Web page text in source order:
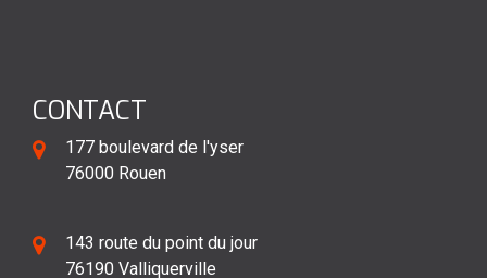
CONTACT
177 boulevard de l'yser
76000 Rouen
143 route du point du jour
76190 Valliquerville